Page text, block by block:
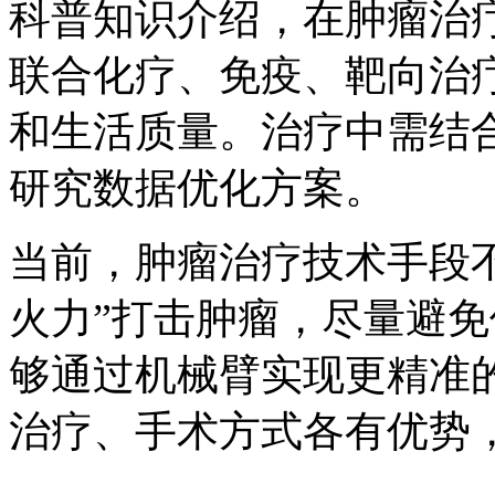
科普知识介绍，在肿瘤治
联合化疗、免疫、靶向治
和生活质量。治疗中需结
研究数据优化方案。
当前，肿瘤治疗技术手段
火力”打击肿瘤，尽量避
够通过机械臂实现更精
治疗、手术方式各有优势